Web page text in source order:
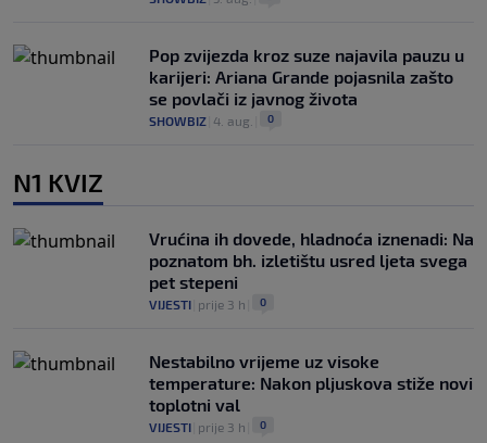
Pop zvijezda kroz suze najavila pauzu u
karijeri: Ariana Grande pojasnila zašto
se povlači iz javnog života
SHOWBIZ 4. aug. 0
N1 KVIZ
Vrućina ih dovede, hladnoća iznenadi: Na
poznatom bh. izletištu usred ljeta svega
pet stepeni
VIJESTI prije 3 h 0
Nestabilno vrijeme uz visoke
temperature: Nakon pljuskova stiže novi
toplotni val
VIJESTI prije 3 h 0